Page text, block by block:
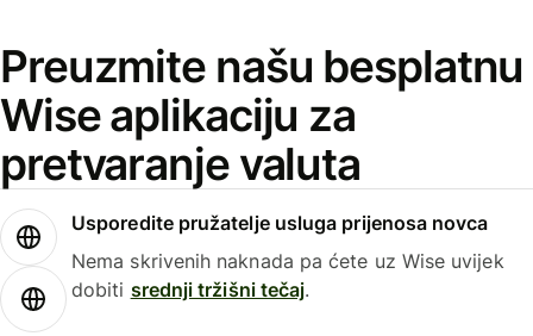
Preuzmite našu besplatnu
Wise aplikaciju za
pretvaranje valuta
Usporedite pružatelje usluga prijenosa novca
Nema skrivenih naknada pa ćete uz Wise uvijek
dobiti srednji tržišni tečaj.